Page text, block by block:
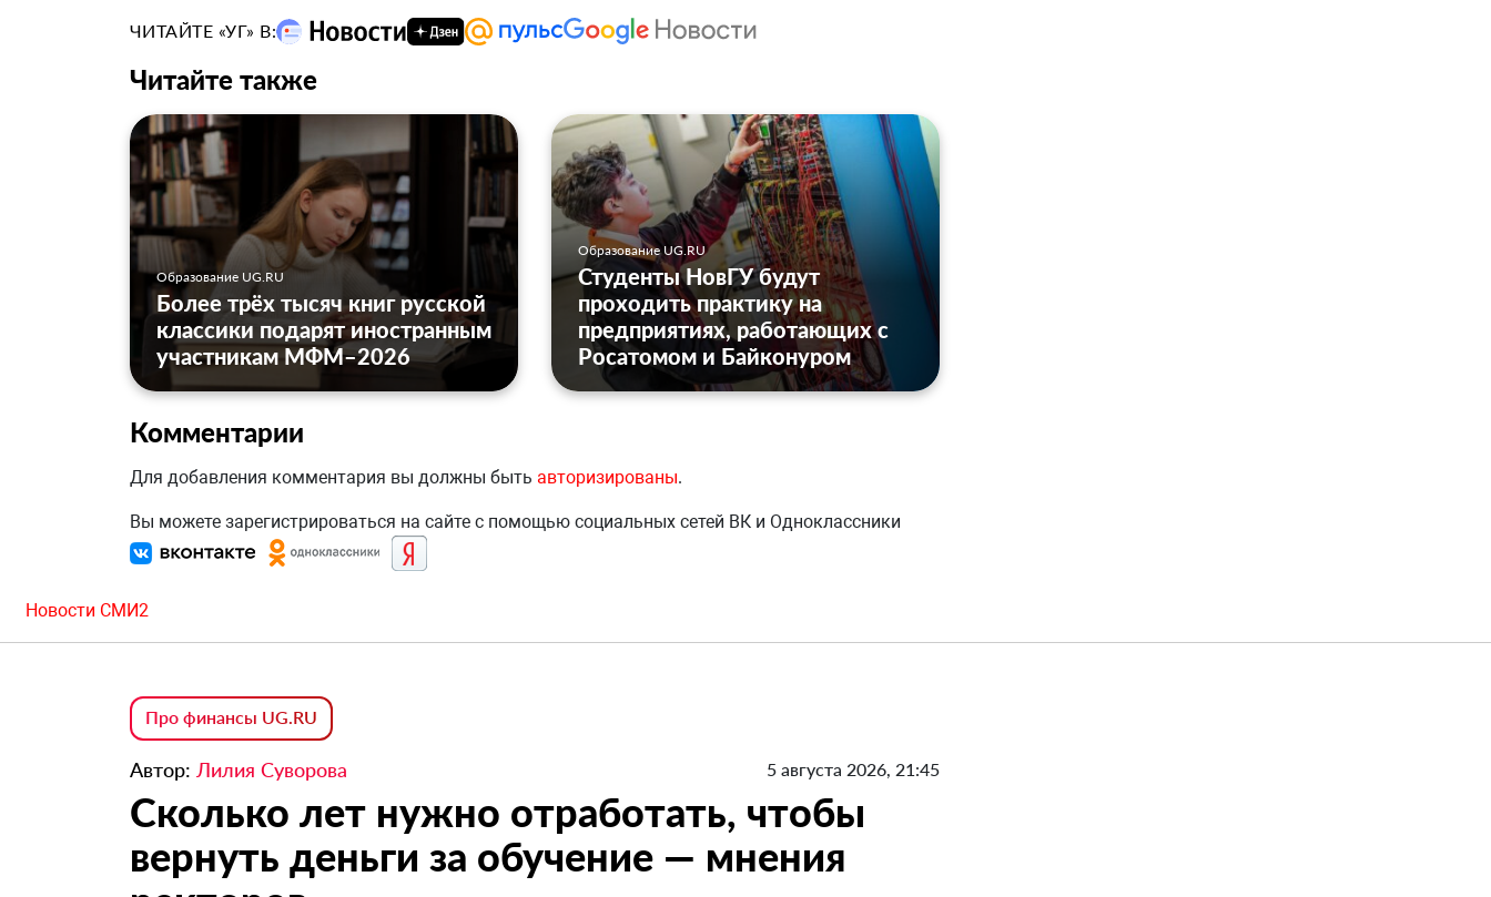
ЧИТАЙТЕ «УГ» В:
Читайте также
Образование UG.RU
Более трёх тысяч книг русской
классики подарят иностранным
участникам МФМ–2026
Образование UG.RU
Студенты НовГУ будут
проходить практику на
предприятиях, работающих с
Росатомом и Байконуром
Комментарии
Для добавления комментария вы должны быть авторизированы.
Вы можете зарегистрироваться на сайте с помощью социальных сетей ВК и Одноклассники
Новости СМИ2
Про финансы UG.RU
Автор: Лилия Суворова 5 августа 2026, 21:45
Сколько лет нужно отработать, чтобы
вернуть деньги за обучение — мнения